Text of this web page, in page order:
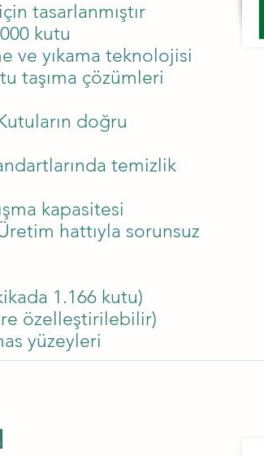
tasarlanmıştır
kutu
ve yıkama teknolojisi
taşıma çözümleri
doğru
temizlik
kapasitesi
hattıyla sorunsuz
1.166 kutu)
özelleştirilebilir)
yüzeyleri